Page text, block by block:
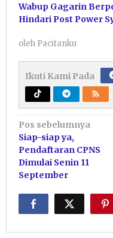
Wabup Gagarin
Hindari Post Power
oleh Pacitanku
Ikuti Kami Pada
Navigasi
pos
Pos sebelumnya
Siap-siap ya,
Pendaftaran CPNS
Dimulai Senin 11
September